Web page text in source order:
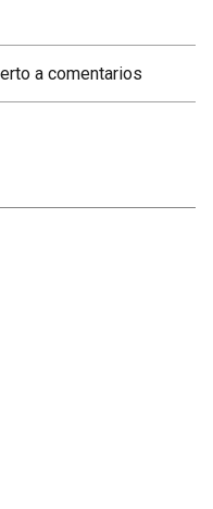
a comentarios